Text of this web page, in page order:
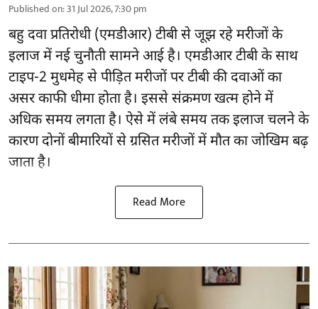
Published on:31 Jul 2026, 7:30 pm
बहु दवा प्रतिरोधी (एमडीआर) टीबी से जूझ रहे मरीजों के
इलाज में नई चुनौती सामने आई है। एमडीआर टीबी के साथ
टाइप-2 मुधमेह से पीड़ित मरीजों पर टीबी की दवाओं का
असर काफी धीमा होता है। इससे संक्रमण खत्म होने में
अधिक समय लगता है। ऐसे में लंबे समय तक इलाज चलने के
कारण दोनों बीमारियों से ग्रसित मरीजों में मौत का जोखिम बढ़
जाता है।
Read More